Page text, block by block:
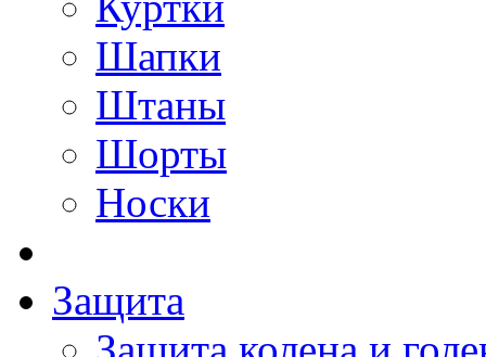
Шапки
Штаны
Шорты
Носки
Защита